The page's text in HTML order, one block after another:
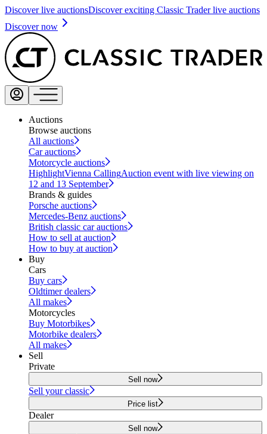
Discover live auctionsDiscover exciting Classic Trader live auctions
Discover now
Auctions
Browse auctions
All auctions
Car auctions
Motorcycle auctions
HighlightVienna CallingAuction event with live viewing on
12 and 13 September
Brands & guides
Porsche auctions
Mercedes-Benz auctions
British classic car auctions
How to sell at auction
How to buy at auction
Buy
Cars
Buy cars
Oldtimer dealers
All makes
Motorcycles
Buy Motorbikes
Motorbike dealers
All makes
Sell
Private
Sell now
Sell your classic
Price list
Dealer
Sell now